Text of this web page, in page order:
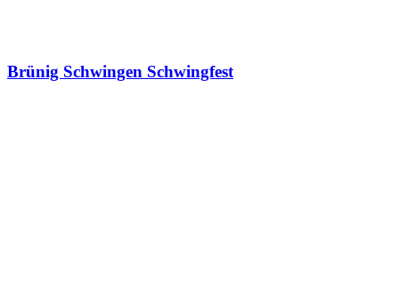
Brünig Schwingen Schwingfest